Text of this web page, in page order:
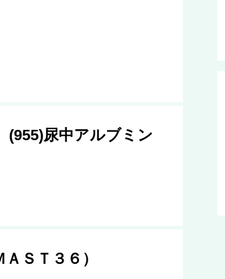
(955)尿中アルブミン
ＳＴ３６）